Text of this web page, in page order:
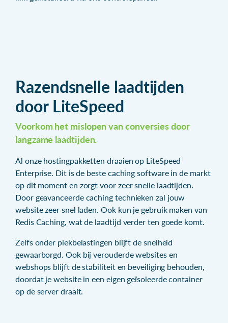
Razendsnelle laadtijden
door LiteSpeed
Voorkom het mislopen van conversies door
langzame laadtijden.
Al onze hostingpakketten draaien op LiteSpeed
Enterprise. Dit is de beste caching software in de markt
op dit moment en zorgt voor zeer snelle laadtijden.
Door geavanceerde caching technieken zal jouw
website zeer snel laden. Ook kun je gebruik maken van
Redis Caching, wat de laadtijd verder ten goede komt.
Zelfs onder piekbelastingen blijft de snelheid
gewaarborgd. Ook bij verouderde websites en
webshops blijft de stabiliteit en beveiliging behouden,
doordat je website in een eigen geïsoleerde container
op de server draait.